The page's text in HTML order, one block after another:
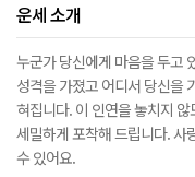
운세 소개
누군가 당신에게 마음을 두고
성격을 가졌고 어디서 당신을
혀집니다. 이 인연을 놓치지
세밀하게 포착해 드립니다. 사
수 있어요.